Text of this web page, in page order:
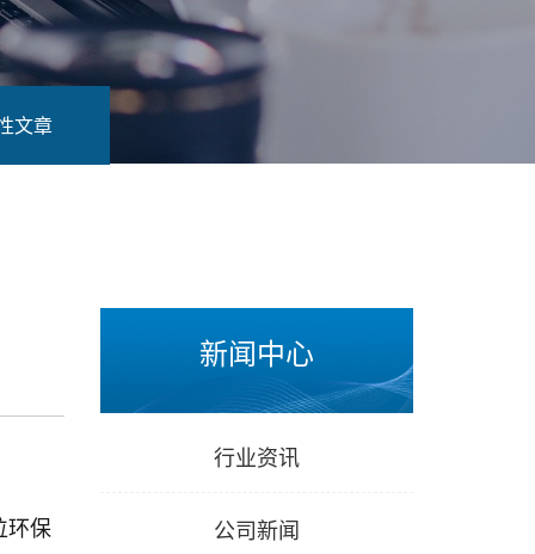
文章
环保
新闻中心
行业资讯
公司新闻